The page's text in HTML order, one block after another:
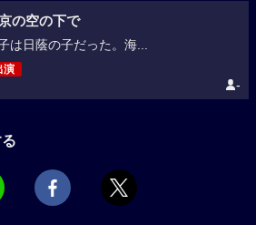
の空の下で
は日蔭の子だった。海...
演
-